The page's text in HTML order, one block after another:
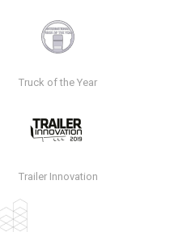
Truck of the Year
Trailer Innovation